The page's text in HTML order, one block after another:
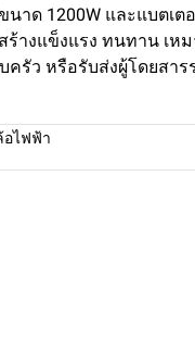
นาด 1200W และแบตเต
างแข็งแรง ทนทาน เหม
ครัว หรือรับส่งผู้โดยสาร
อไฟฟ้า